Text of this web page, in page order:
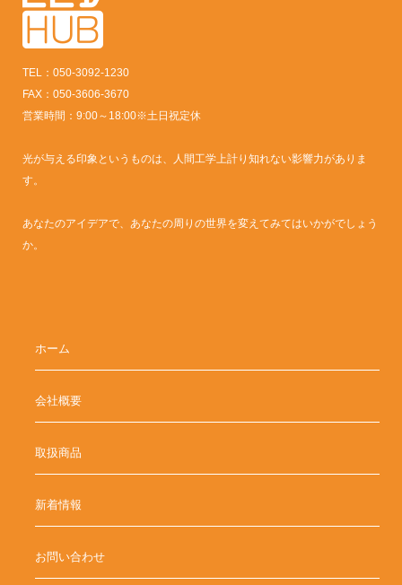
TEL：050-3092-1230
FAX：050-3606-3670
営業時間：9:00～18:00※土日祝定休
光が与える印象というものは、人間工学上計り知れない影響力がありま
す。
あなたのアイデアで、あなたの周りの世界を変えてみてはいかがでしょう
か。
ホーム
会社概要
取扱商品
新着情報
お問い合わせ